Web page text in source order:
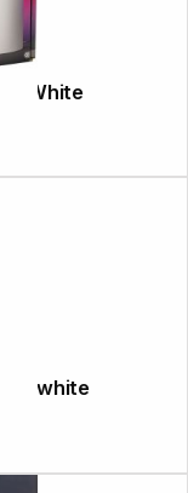
Twin Pack White